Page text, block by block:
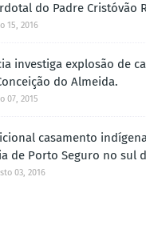
do Padre Cristóvão
15, 2016
investiga explosão de
do Almeida.
07, 2015
casamento
de Porto Seguro no sul
03, 2016